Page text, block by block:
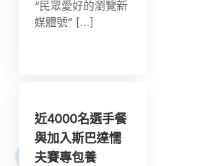
“民眾愛好的瀏覽新
媒體號” […]
近4000名選手餐
與加入斯巴達懦
夫賽專包養